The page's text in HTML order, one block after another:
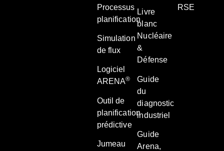
Processus
planification
Simulation
de flux
Logiciel
ARENA®
Outil de
planification
prédictive
Jumeau
Livre
blanc
Nucléaire
&
Défense
Guide
du
diagnostic
industriel
Guide
Arena,
RSE